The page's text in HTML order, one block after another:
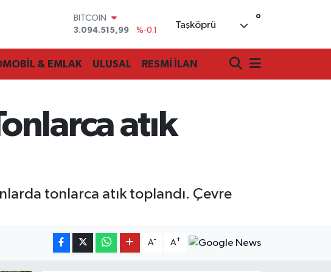
BITCOIN
3.094.515,99
%-0.1
EURO
6660.55
%0
BİST100
Taşköprü °
& EMLAK ULUSAL RESMİ İLAN
atık
tonlarca atık toplandı. Çevre
A- A+